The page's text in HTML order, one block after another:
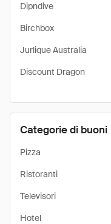
Dipndive
Birchbox
Jurlique Australia
Discount Dragon
Categorie di buoni
Pizza
Ristoranti
Televisori
Hotel